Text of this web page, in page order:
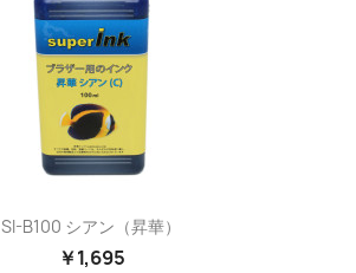
SI-B100 シアン（昇華）
￥1,695